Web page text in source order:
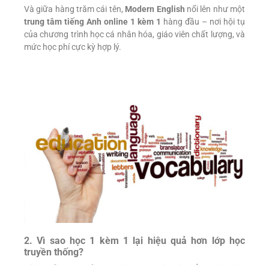
Và giữa hàng trăm cái tên, Modern English nổi lên như một
trung tâm tiếng Anh online 1 kèm 1 hàng đầu – nơi hội tụ
của chương trình học cá nhân hóa, giáo viên chất lượng, và
mức học phí cực kỳ hợp lý.
2. Vì sao học 1 kèm 1 lại hiệu quả hơn lớp học
truyền thống?